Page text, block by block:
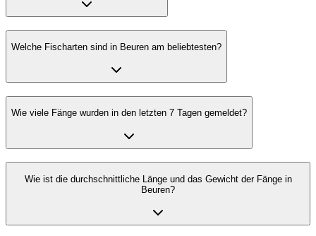
Welche Fischarten sind in Beuren am beliebtesten?
Wie viele Fänge wurden in den letzten 7 Tagen gemeldet?
Wie ist die durchschnittliche Länge und das Gewicht der Fänge in
Beuren?